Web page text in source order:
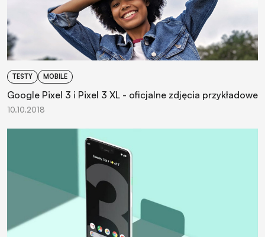
TESTY MOBILE
Google Pixel 3 i Pixel 3 XL - oficjalne zdjęcia przykładowe
10.10.2018